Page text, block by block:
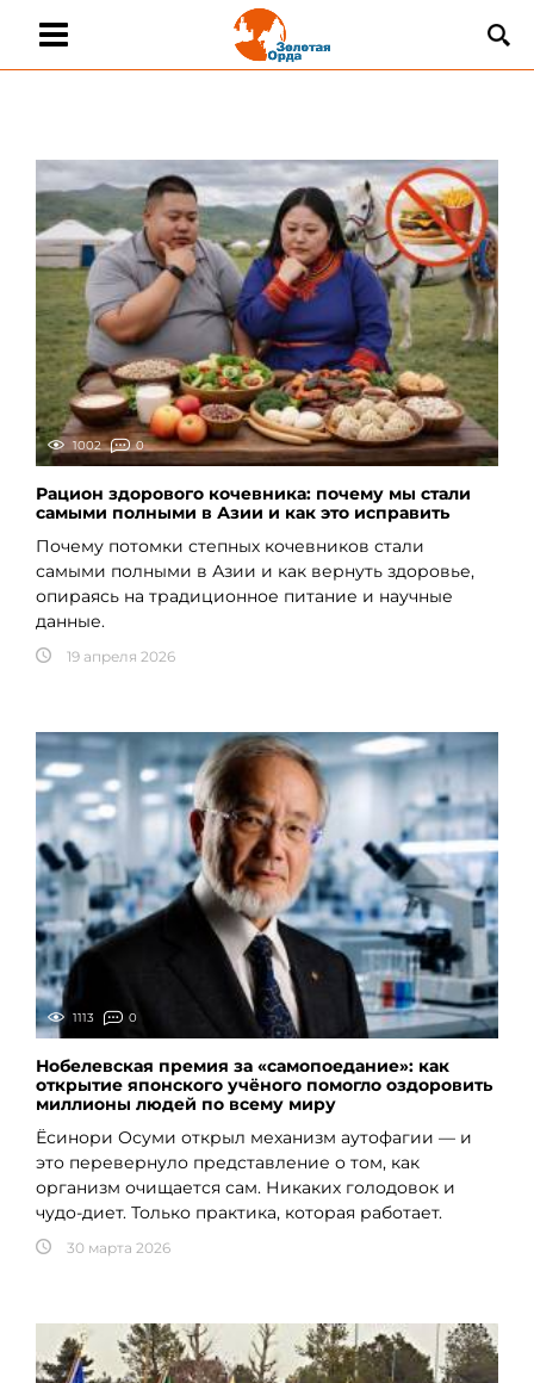
1002 0
Рацион здорового кочевника: почему мы стали
самыми полными в Азии и как это исправить
Почему потомки степных кочевников стали
самыми полными в Азии и как вернуть здоровье,
опираясь на традиционное питание и научные
данные.
19 апреля 2026
1113 0
Нобелевская премия за «самопоедание»: как
открытие японского учёного помогло оздоровить
миллионы людей по всему миру
Ёсинори Осуми открыл механизм аутофагии — и
это перевернуло представление о том, как
организм очищается сам. Никаких голодовок и
чудо-диет. Только практика, которая работает.
30 марта 2026